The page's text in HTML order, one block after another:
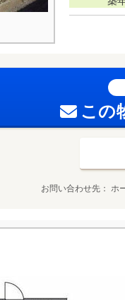
この
お問い合わせ先 ホ